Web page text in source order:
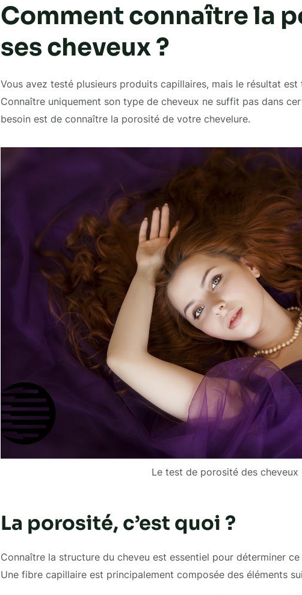
Comment connaître la
ses cheveux ?
Vous avez testé plusieurs produits capillaires, mais le résultat
Connaître uniquement son type de cheveux ne suffit pas dans
besoin est de connaître la porosité de votre chevelure.
Le test de porosité des cheveux
La porosité, c’est quoi ?
Connaître la structure du cheveu est essentiel pour déterminer ce
Une fibre capillaire est principalement composée des éléments